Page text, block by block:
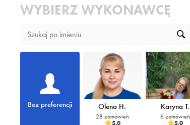
WYBIERZ WYKONAWCĘ
Bez preferencji Olena H.
28 zamówień
5.0
Karyna T.
6 zamówień
5.0